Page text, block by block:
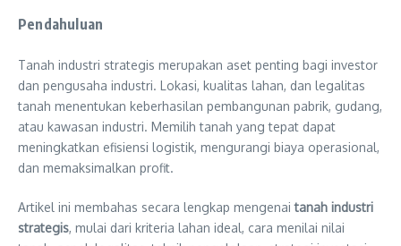
Pendahuluan
Tanah industri strategis merupakan aset penting bagi investor
dan pengusaha industri. Lokasi, kualitas lahan, dan legalitas
tanah menentukan keberhasilan pembangunan pabrik, gudang,
atau kawasan industri. Memilih tanah yang tepat dapat
meningkatkan efisiensi logistik, mengurangi biaya operasional,
dan memaksimalkan profit.
Artikel ini membahas secara lengkap mengenaitanah industri
strategis, mulai dari kriteria lahan ideal, cara menilai nilai